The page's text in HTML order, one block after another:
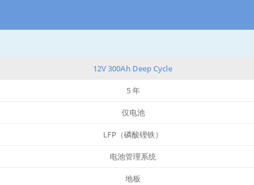
12V 300Ah Deep Cycle
5 年
仅电池
LFP（磷酸锂铁）
电池管理系统
地板